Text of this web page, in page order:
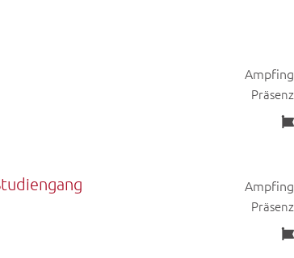
Ampfing
Präsenz
Ampfing
Präsenz